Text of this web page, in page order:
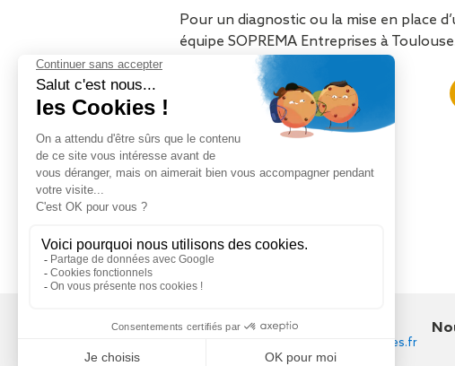
Pour un diagnostic ou la mise en place
équipe SOPREMA Entreprises à
Tél: 03 88 79 84 00
contact@soprema-entreprises.fr